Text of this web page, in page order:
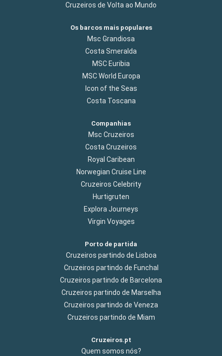
Cruzeiros de Volta ao Mundo
Os barcos mais populares
Msc Grandiosa
Costa Smeralda
MSC Euribia
MSC World Europa
Icon of the Seas
Costa Toscana
Companhias
Msc Cruzeiros
Costa Cruzeiros
Royal Caribean
Norwegian Cruise Line
Cruzeiros Celebrity
Hurtigruten
Explora Journeys
Virgin Voyages
Porto de partida
Cruzeiros partindo de Lisboa
Cruzeiros partindo de Funchal
Cruzeiros partindo de Barcelona
Cruzeiros partindo de Marselha
Cruzeiros partindo de Veneza
Cruzeiros partindo de Miam
Cruzeiros.pt
Quem somos nós?